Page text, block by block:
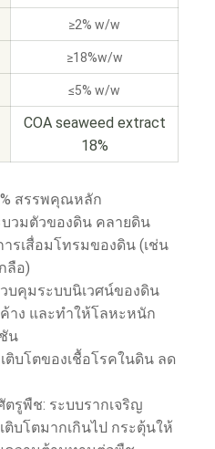
≥2% w/w
≥18%w/w
≤5% w/w
COA seaweed extract
18%
สรรพคุณหลัก
วมตัวของดิน คลายดิน
รเสื่อมโทรมของดิน (เช่น
ลือ)
บคุมระบบนิเวศน์ของดิน
าง และทำให้โลหะหนัก
น
ติบโตของเชื้อโรคในดิน ลด
รูพืช: ระบบรากเจริญ
ติบโตมากเกินไป กระตุ้นให้